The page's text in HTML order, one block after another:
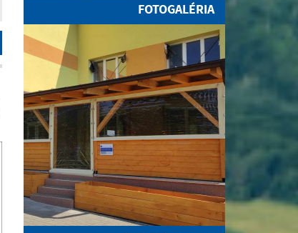
FOTOGALÉRIA